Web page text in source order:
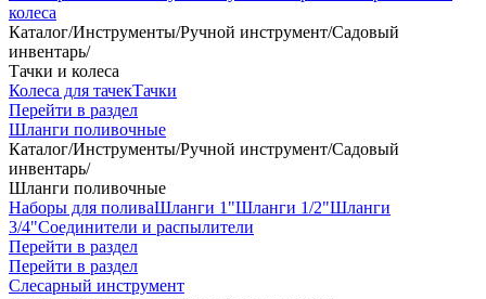
колеса
Каталог/Инструменты/Ручной инструмент/Садовый
инвентарь/
Тачки и колеса
Колеса для тачекТачки
Перейти в раздел
Шланги поливочные
Каталог/Инструменты/Ручной инструмент/Садовый
инвентарь/
Шланги поливочные
Наборы для поливаШланги 1"Шланги 1/2"Шланги
3/4"Соединители и распылители
Перейти в раздел
Перейти в раздел
Слесарный инструмент